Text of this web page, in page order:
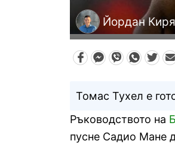
Йордан
Томас Тухел е
Ръководството на
пусне Садио Мане